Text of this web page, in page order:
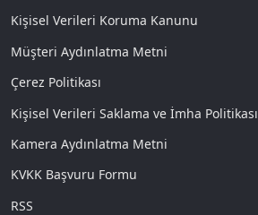
Kişisel Verileri Koruma Kanunu
Müşteri Aydınlatma Metni
Çerez Politikası
Kişisel Verileri Saklama ve İmha Politikası
Kamera Aydınlatma Metni
KVKK Başvuru Formu
RSS